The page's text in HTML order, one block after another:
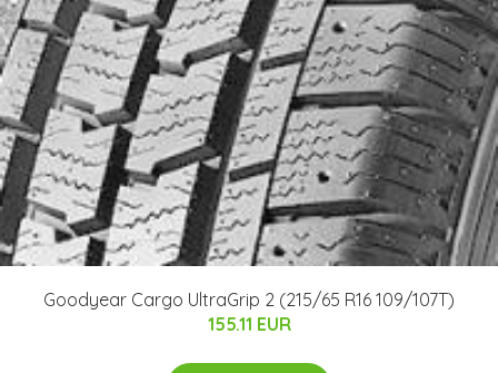
Goodyear Cargo UltraGrip 2 (215/65 R16 109/107T)
155.11 EUR